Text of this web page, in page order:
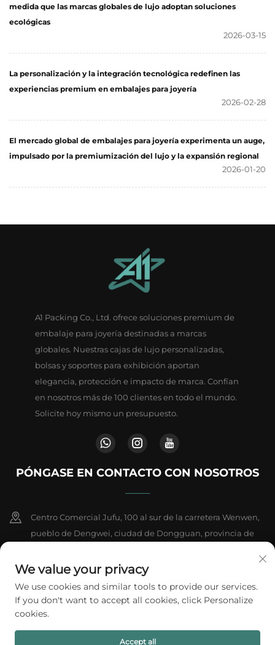
medida que las marcas globales de lujo adoptan soluciones
ecológicas
2026-03-15
La personalización y la integración tecnológica redefinen las
experiencias premium en embalajes para joyería
2026-02-28
El mercado global de embalajes para joyería experimenta un auge,
impulsado por la premiumización del lujo y la expansión regional
2026-01-20
A1 Packing Co., Ltd. ofrece soluciones premium de
embalaje para joyería destinadas a marcas
globales. Nuestras cajas de lujo personalizadas,
bolsas y soportes para exhibición aportan
elegancia, protección e impacto de marca. Confían
en nosotros más de 100 clientes en todo el mundo.
Solicite hoy mismo un presupuesto.
PÓNGASE EN CONTACTO CON NOSOTROS
Centro Comercial Jufu, 100 al sur de la carretera Wenwen,
pueblo de Dengwei, ciudad de Dongguan, provincia de
+86-18802602550
[email protected]
We value your privacy
We use cookies and similar tools to provide our services.
If you don't want to accept all cookies, click Personalize
cookies.
Accept all